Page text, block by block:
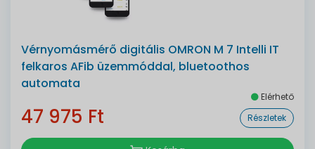
Vérnyomásmérő digitális OMRON M 7 Intelli IT
felkaros AFib üzemmóddal, bluetoothos
automata
Elérhető
47 975 Ft Részletek